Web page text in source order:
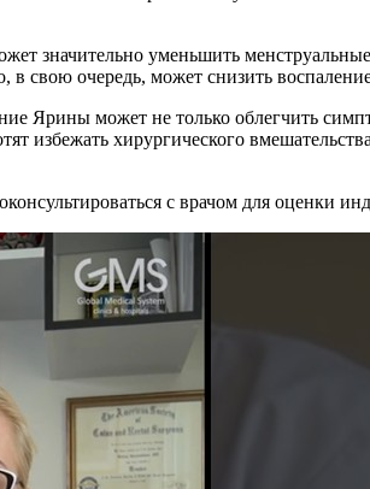
значительно уменьшить
в свою очередь, может снизить
Ярины может не только облегчить
избежать хирургического
с врачом для оценки